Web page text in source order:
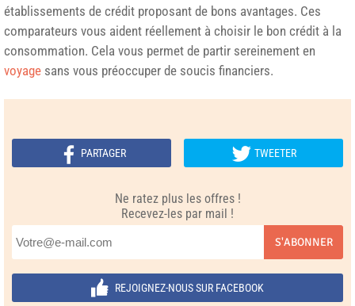
établissements de crédit proposant de bons avantages. Ces
comparateurs vous aident réellement à choisir le bon crédit à la
consommation. Cela vous permet de partir sereinement en
voyage sans vous préoccuper de soucis financiers.
PARTAGER TWEETER
Ne ratez plus les offres !
Recevez-les par mail !
S'ABONNER
REJOIGNEZ-NOUS SUR FACEBOOK